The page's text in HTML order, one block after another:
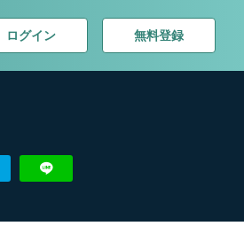
ログイン 無料登録